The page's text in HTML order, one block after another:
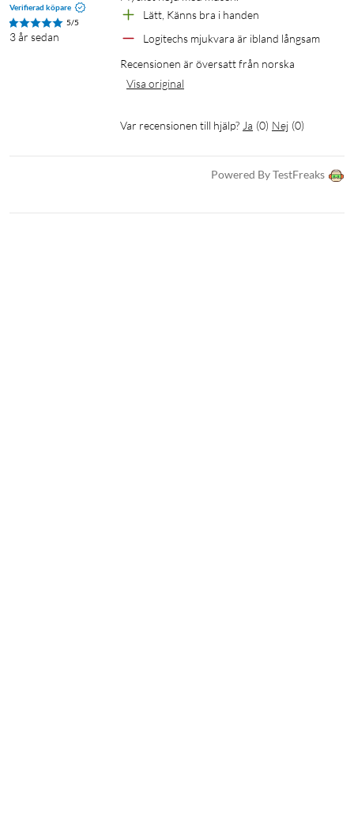
Verifierad köpare
5/5
3 år sedan
Lätt, Känns bra i handen
Logitechs mjukvara är ibland långsam
Recensionen är översatt från norska
Visa original
Var recensionen till hjälp? Ja (0) Nej (0)
Powered By TestFreaks